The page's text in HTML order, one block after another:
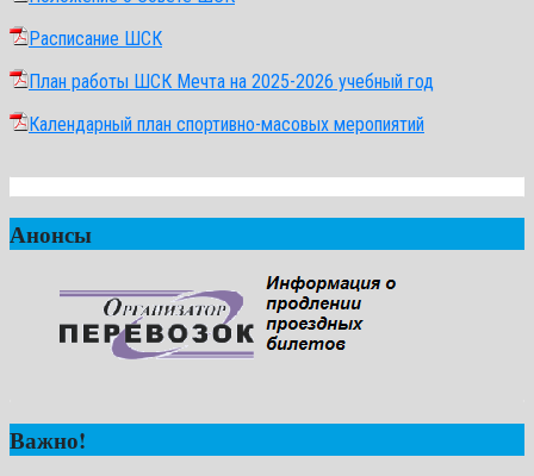
Расписание ШСК
План работы ШСК Мечта на 2025-2026 учебный год
Календарный план спортивно-масовых меропиятий
Анонсы
Важно!